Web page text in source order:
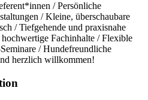
/ Persönliche
/ Kleine, überschaubare
/ Tiefgehende und praxisnahe
Fachinhalte / Flexible
/ Hundefreundliche
herzlich willkommen!